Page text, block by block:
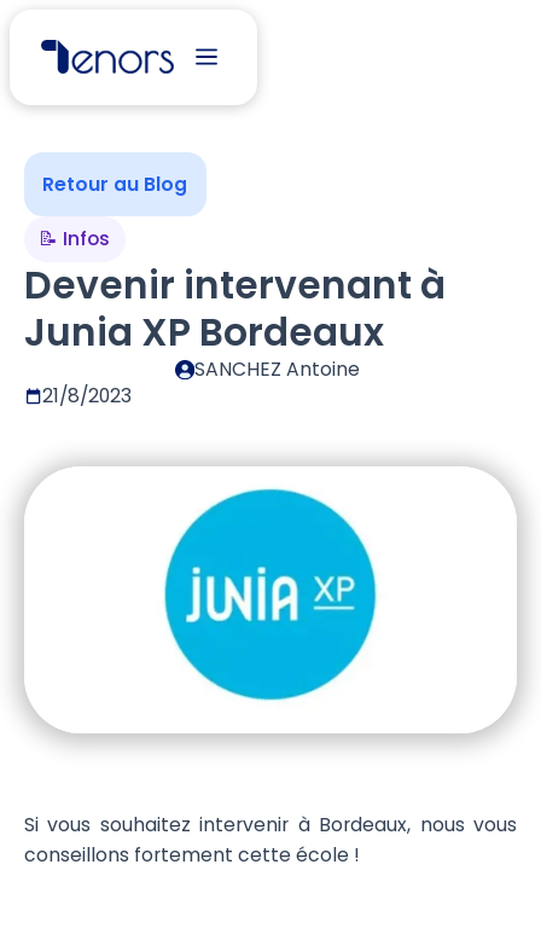
Retour au Blog
📝 Infos
Devenir intervenant à
Junia XP Bordeaux
SANCHEZ Antoine
21/8/2023
Si vous souhaitez intervenir à Bordeaux, nous vous
conseillons fortement cette école !